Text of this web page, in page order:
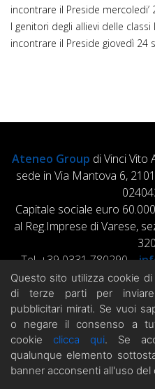
incontrare il Preside
I genitori degli allievi delle classi
incontrare il Preside giovedì 24
Ateneo Group di Vinci Vito
sede in Via Mantova 6,
Capitale sociale euro
al Reg.Imprese di Varese,
Tel. +39 0331 780290 –
Hai
Questo sito utilizza cookie di
di terze parti per inviare
pubblicitari mirati. Se vuoi
o negare il consenso a
cookie clicca qui. Se
qualunque elemento
banner acconsenti all'uso del